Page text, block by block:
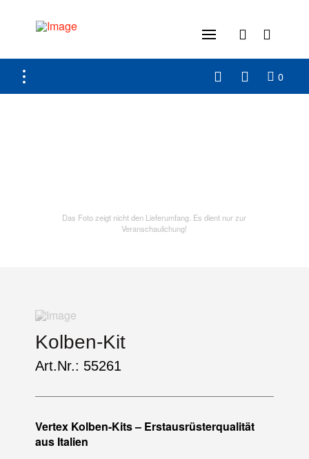
0
Das Foto zeigt nicht den Lieferumfang. Es dient nur zur
Veranschaulichung!
Kolben-Kit
Art.Nr.: 55261
Vertex Kolben-Kits – Erstausrüsterqualität
aus Italien